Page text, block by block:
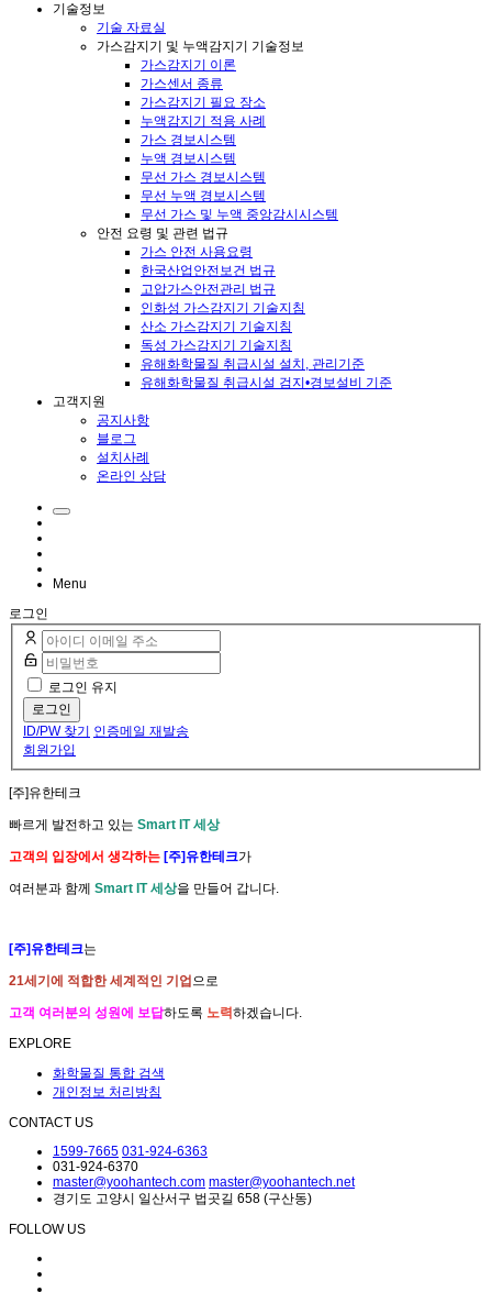
기술정보
기술 자료실
가스감지기 및 누액감지기 기술정보
가스감지기 이론
가스센서 종류
가스감지기 필요 장소
누액감지기 적용 사례
가스 경보시스템
누액 경보시스템
무선 가스 경보시스템
무선 누액 경보시스템
무선 가스 및 누액 중앙감시시스템
안전 요령 및 관련 법규
가스 안전 사용요령
한국산업안전보건 법규
고압가스안전관리 법규
인화성 가스감지기 기술지침
산소 가스감지기 기술지침
독성 가스감지기 기술지침
유해화학물질 취급시설 설치, 관리기준
유해화학물질 취급시설 검지•경보설비 기준
고객지원
공지사항
블로그
설치사례
온라인 상담
Menu
로그인
로그인 유지
로그인
ID/PW 찾기
인증메일 재발송
회원가입
[주]유한테크
빠르게 발전하고 있는 Smart IT 세상
고객의 입장에서 생각하는 [주]유한테크가
여러분과 함께 Smart IT 세상을 만들어 갑니다.
[주]유한테크는
21세기에 적합한 세계적인 기업으로
고객 여러분의 성원에 보답하도록 노력하겠습니다.
EXPLORE
화학물질 통합 검색
개인정보 처리방침
CONTACT US
1599-7665 031-924-6363
031-924-6370
master@yoohantech.com master@yoohantech.net
경기도 고양시 일산서구 법곳길 658 (구산동)
FOLLOW US